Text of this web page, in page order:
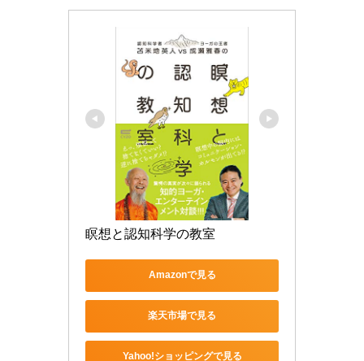
瞑想と認知科学の教室
Amazonで見る
楽天市場で見る
Yahoo!ショッピングで見る